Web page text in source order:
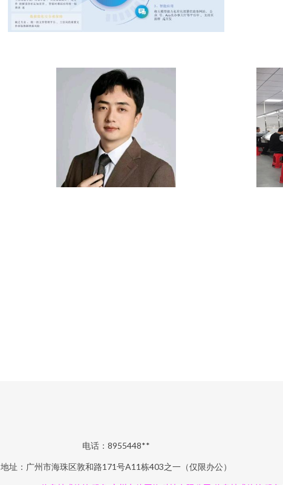
电话：8955448**
地址：广州市海珠区敦和路171号A11栋403之一（仅限办公）